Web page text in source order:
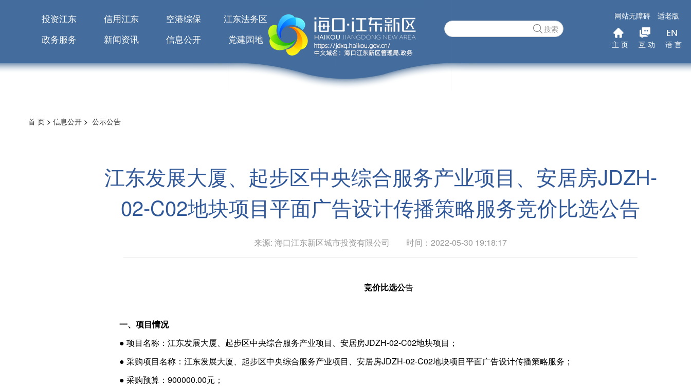
投资江东 信用江东 空港综保
江东法务区
政务服务
新闻资讯 信息公开 党建园地
搜索
网站无障碍 适老版
主 页 互 动 语 言
首 页 > 信息公开 > 公示公告
江东发展大厦、起步区中央综合服务产业项目、安居房JDZH-
02-C02地块项目平面广告设计传播策略服务竞价比选公告
来源: 海口江东新区城市投资有限公司 时间：2022-05-30 19:18:17
竞价比选公告
一、项目情况
● 项目名称：江东发展大厦、起步区中央综合服务产业项目、安居房JDZH-02-C02地块项目；
● 采购项目名称：江东发展大厦、起步区中央综合服务产业项目、安居房JDZH-02-C02地块项目平面广告设计传播策略服务；
● 采购预算：900000.00元；